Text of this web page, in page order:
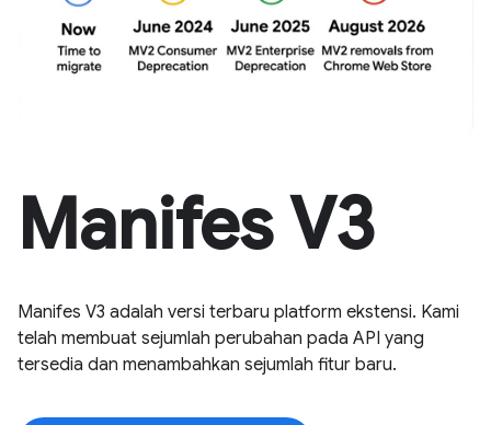
Manifes V3
Manifes V3 adalah versi terbaru platform ekstensi. Kami
telah membuat sejumlah perubahan pada API yang
tersedia dan menambahkan sejumlah fitur baru.